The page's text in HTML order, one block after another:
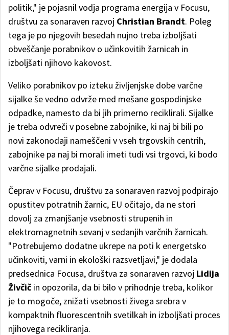
politik," je pojasnil vodja programa energija v Focusu,
društvu za sonaraven razvoj Christian Brandt. Poleg
tega je po njegovih besedah nujno treba izboljšati
obveščanje porabnikov o učinkovitih žarnicah in
izboljšati njihovo kakovost.
Veliko porabnikov po izteku življenjske dobe varčne
sijalke še vedno odvrže med mešane gospodinjske
odpadke, namesto da bi jih primerno reciklirali. Sijalke
je treba odvreči v posebne zabojnike, ki naj bi bili po
novi zakonodaji nameščeni v vseh trgovskih centrih,
zabojnike pa naj bi morali imeti tudi vsi trgovci, ki bodo
varčne sijalke prodajali.
Čeprav v Focusu, društvu za sonaraven razvoj podpirajo
opustitev potratnih žarnic, EU očitajo, da ne stori
dovolj za zmanjšanje vsebnosti strupenih in
elektromagnetnih sevanj v sedanjih varčnih žarnicah.
"Potrebujemo dodatne ukrepe na poti k energetsko
učinkoviti, varni in ekološki razsvetljavi," je dodala
predsednica Focusa, društva za sonaraven razvoj Lidija
Živčičin opozorila, da bi bilo v prihodnje treba, kolikor
je to mogoče, znižati vsebnosti živega srebra v
kompaktnih fluorescentnih svetilkah in izboljšati proces
njihovega recikliranja.